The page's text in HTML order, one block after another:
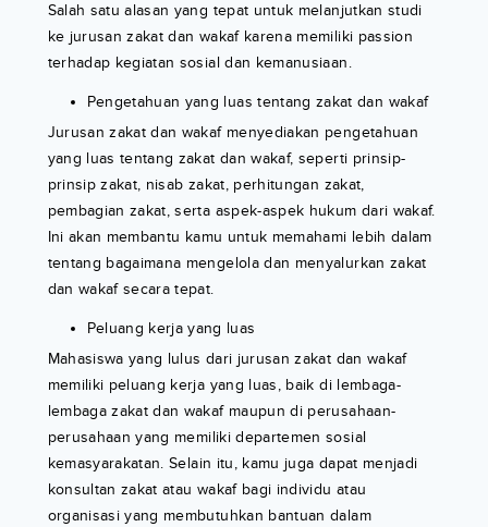
Salah satu alasan yang tepat untuk melanjutkan studi
ke jurusan zakat dan wakaf karena memiliki passion
terhadap kegiatan sosial dan kemanusiaan.
Pengetahuan yang luas tentang zakat dan wakaf
Jurusan zakat dan wakaf menyediakan pengetahuan
yang luas tentang zakat dan wakaf, seperti prinsip-
prinsip zakat, nisab zakat, perhitungan zakat,
pembagian zakat, serta aspek-aspek hukum dari wakaf.
Ini akan membantu kamu untuk memahami lebih dalam
tentang bagaimana mengelola dan menyalurkan zakat
dan wakaf secara tepat.
Peluang kerja yang luas
Mahasiswa yang lulus dari jurusan zakat dan wakaf
memiliki peluang kerja yang luas, baik di lembaga-
lembaga zakat dan wakaf maupun di perusahaan-
perusahaan yang memiliki departemen sosial
kemasyarakatan. Selain itu, kamu juga dapat menjadi
konsultan zakat atau wakaf bagi individu atau
organisasi yang membutuhkan bantuan dalam